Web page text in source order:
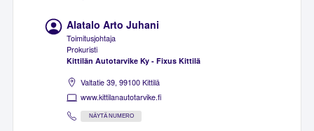
Alatalo Arto Juhani
Toimitusjohtaja
Prokuristi
Kittilän Autotarvike Ky - Fixus Kittilä
Valtatie 39, 99100 Kittilä
www.kittilanautotarvike.fi
NÄYTÄ NUMERO